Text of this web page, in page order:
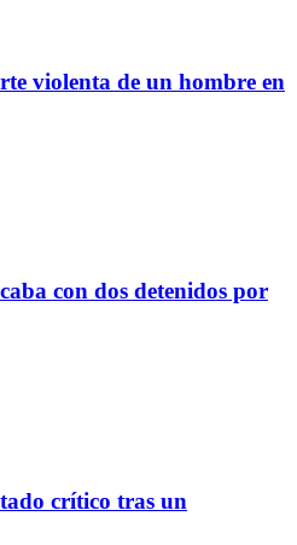
violenta de un hombre en
con dos detenidos por
crítico tras un